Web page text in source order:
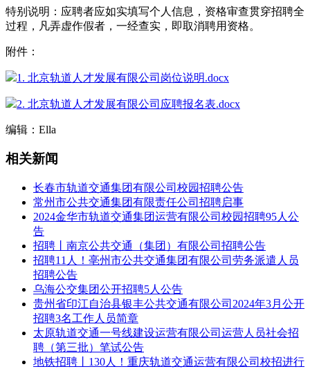
特别说明：应聘者应如实填写个人信息，资格审查贯穿招聘全
过程，凡弄虚作假者，一经查实，即取消聘用资格。
附件：
1. 北京轨道人才发展有限公司岗位说明.docx
2. 北京轨道人才发展有限公司应聘报名表.docx
编辑：Ella
相关新闻
长春市轨道交通集团有限公司校园招聘公告
常州市公共交通集团有限责任公司招聘启事
2024金华市轨道交通集团运营有限公司校园招聘95人公
告
招聘丨南京公共交通（集团）有限公司招聘公告
招聘11人！亳州市公共交通集团有限公司劳务派遣人员
招聘公告
乌海公交集团公开招聘5人公告
贵州省印江自治县银丰公共交通有限公司2024年3月公开
招聘3名工作人员简章
太原轨道交通一号线建设运营有限公司运营人员社会招
聘（第三批）笔试公告
地铁招聘丨130人！重庆轨道交通运营有限公司校招进行